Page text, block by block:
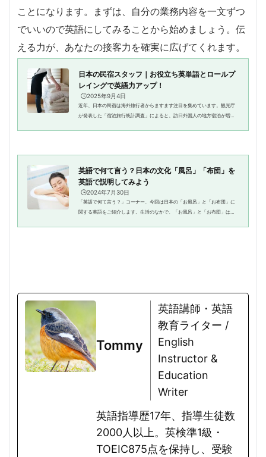
ことになります。まずは、自分の業務内容を一文ずつ
でいいので英語にしてみることから始めましょう。伝
える力が、あなたの接客力を確実に広げてくれます。
日本の民宿スタッフ｜お役立ち英単語とロールプ
レイングで英語力アップ！
🕒️2025年9月4日
近年、日本の民宿は海外旅行者からますます注目を集めています。観光庁
が発表した「宿泊旅行統計調査」によると、訪日外国人の地方宿泊が増加
英語で何て言う？日本の文化「風呂」「布団」を
英語で説明してみよう
🕒️2024年7月30日
「英語で何て言う？」コーナー、今回は日本の「お風呂」と「お布団」に
関する英語をご紹介します。生活のなかで、「お風呂」と「お布団」は、
Tommy
英語講師・英語
教育ライター /
English
Instructor &
Education
Writer
英語指導歴17年、指導生徒数
2000人以上。英検準1級・
TOEIC875点を保持し、受験